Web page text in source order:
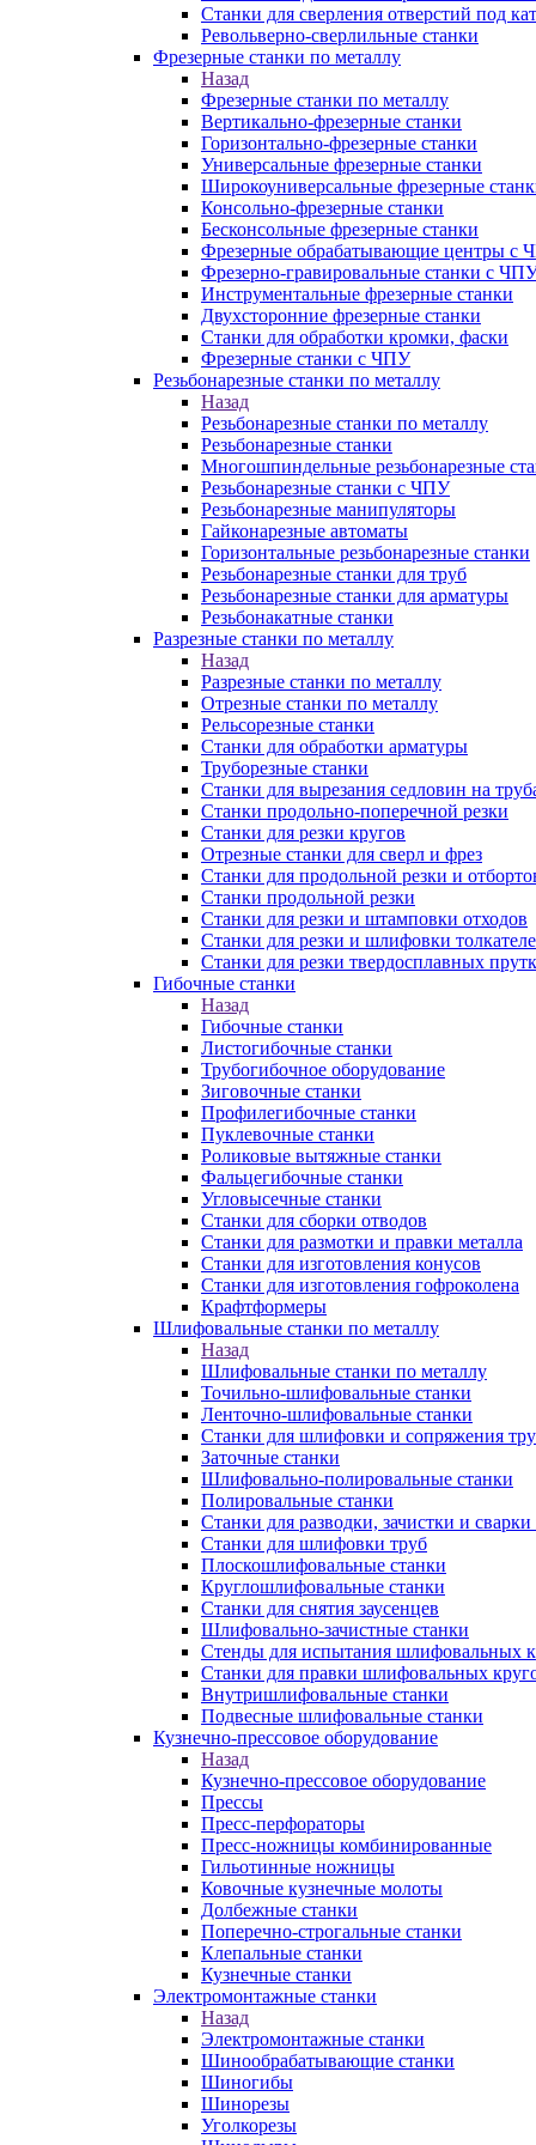
Станки для сверления отверстий под
Револьверно-сверлильные станки
Фрезерные станки по металлу
Назад
Фрезерные станки по металлу
Вертикально-фрезерные станки
Горизонтально-фрезерные станки
Универсальные фрезерные станки
Широкоуниверсальные фрезерные
Консольно-фрезерные станки
Бесконсольные фрезерные станки
Фрезерные обрабатывающие центры с
Фрезерно-гравировальные станки с
Инструментальные фрезерные станки
Двухсторонние фрезерные станки
Станки для обработки кромки, фаски
Фрезерные станки с ЧПУ
Резьбонарезные станки по металлу
Назад
Резьбонарезные станки по металлу
Резьбонарезные станки
Многошпиндельные резьбонарезные
Резьбонарезные станки с ЧПУ
Резьбонарезные манипуляторы
Гайконарезные автоматы
Горизонтальные резьбонарезные станки
Резьбонарезные станки для труб
Резьбонарезные станки для арматуры
Резьбонакатные станки
Разрезные станки по металлу
Назад
Разрезные станки по металлу
Отрезные станки по металлу
Рельсорезные станки
Станки для обработки арматуры
Труборезные станки
Станки для вырезания седловин на
Станки продольно-поперечной резки
Станки для резки кругов
Отрезные станки для сверл и фрез
Станки для продольной резки и
Станки продольной резки
Станки для резки и штамповки отходов
Станки для резки и шлифовки
Станки для резки твердосплавных
Гибочные станки
Назад
Гибочные станки
Листогибочные станки
Трубогибочное оборудование
Зиговочные станки
Профилегибочные станки
Пуклевочные станки
Роликовые вытяжные станки
Фальцегибочные станки
Угловысечные станки
Станки для сборки отводов
Станки для размотки и правки металла
Станки для изготовления конусов
Станки для изготовления гофроколена
Крафтформеры
Шлифовальные станки по металлу
Назад
Шлифовальные станки по металлу
Точильно-шлифовальные станки
Ленточно-шлифовальные станки
Станки для шлифовки и сопряжения
Заточные станки
Шлифовально-полировальные станки
Полировальные станки
Станки для разводки, зачистки и сварки
Станки для шлифовки труб
Плоскошлифовальные станки
Круглошлифовальные станки
Станки для снятия заусенцев
Шлифовально-зачистные станки
Стенды для испытания шлифовальных
Станки для правки шлифовальных
Внутришлифовальные станки
Подвесные шлифовальные станки
Кузнечно-прессовое оборудование
Назад
Кузнечно-прессовое оборудование
Прессы
Пресс-перфораторы
Пресс-ножницы комбинированные
Гильотинные ножницы
Ковочные кузнечные молоты
Долбежные станки
Поперечно-строгальные станки
Клепальные станки
Кузнечные станки
Электромонтажные станки
Назад
Электромонтажные станки
Шинообрабатывающие станки
Шиногибы
Шинорезы
Уголкорезы